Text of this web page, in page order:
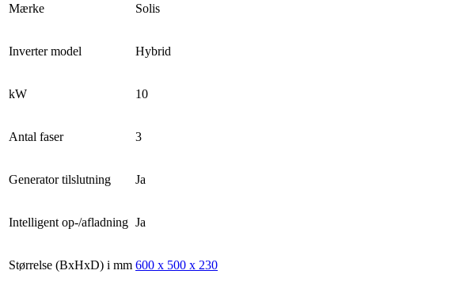
Mærke Solis
Inverter model Hybrid
kW 10
Antal faser 3
Generator tilslutning Ja
Intelligent op-/afladning Ja
Størrelse (BxHxD) i mm 600 x 500 x 230